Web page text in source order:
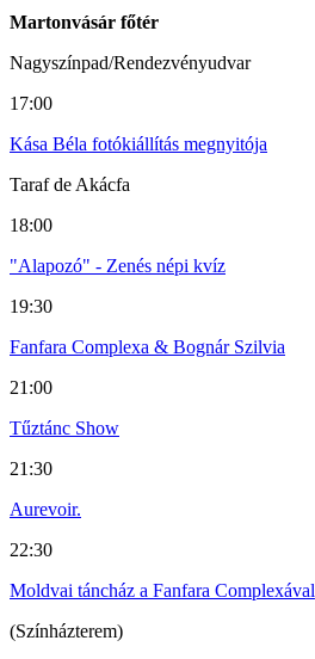
Martonvásár főtér
Nagyszínpad/Rendezvényudvar
17:00
Kása Béla fotókiállítás megnyitója
Taraf de Akácfa
18:00
"Alapozó" - Zenés népi kvíz
19:30
Fanfara Complexa & Bognár Szilvia
21:00
Tűztánc Show
21:30
Aurevoir.
22:30
Moldvai táncház a Fanfara Complexával
(Színházterem)